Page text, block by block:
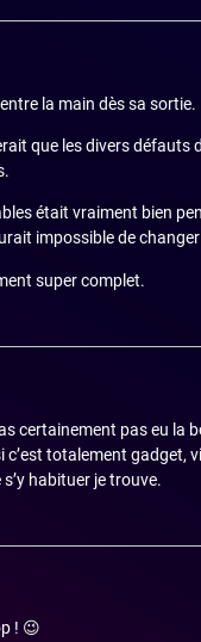
la main dès sa sortie.
que les divers
était vraiment bien
impossible de
super complet.
certainement pas eu la
totalement gadget,
habituer je trouve.
! 😉